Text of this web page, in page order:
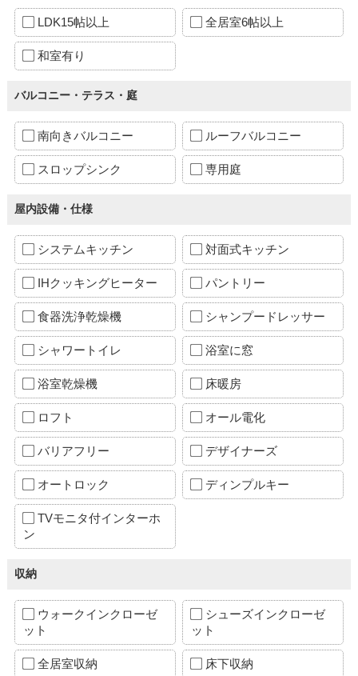
LDK15帖以上 全居室6帖以上
和室有り
バルコニー・テラス・庭
南向きバルコニー ルーフバルコニー
スロップシンク 専用庭
屋内設備・仕様
システムキッチン 対面式キッチン
IHクッキングヒーター パントリー
食器洗浄乾燥機 シャンプードレッサー
シャワートイレ 浴室に窓
浴室乾燥機 床暖房
ロフト オール電化
バリアフリー デザイナーズ
オートロック ディンプルキー
TVモニタ付インターホ
ン
収納
ウォークインクローゼ
ット
シューズインクローゼ
ット
全居室収納 床下収納